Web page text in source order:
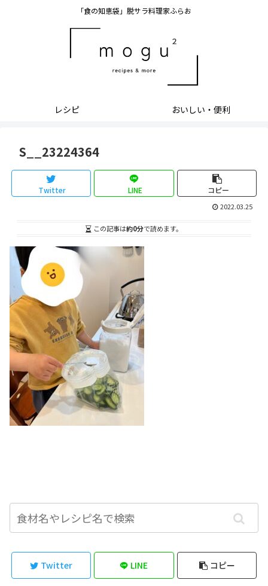
「食の知恵袋」脱サラ料理家ふらお
レシピ おいしい・便利
S__23224364
Twitter LINE コピー
2022.03.25
この記事は約0分で読めます。
Twitter LINE コピー